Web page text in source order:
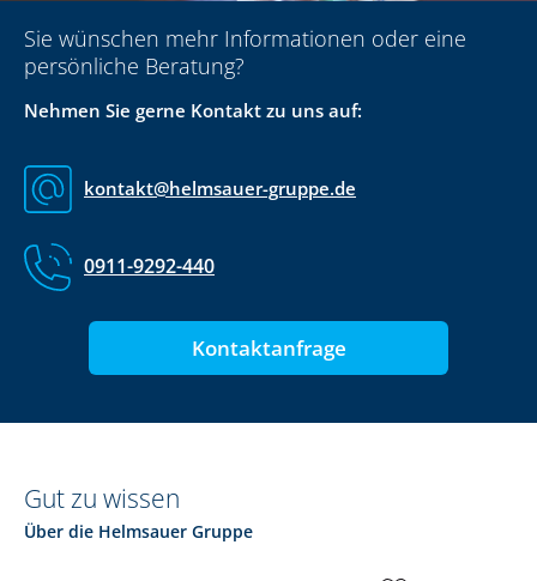
Sie wünschen mehr Informationen oder eine
persönliche Beratung?
Nehmen Sie gerne Kontakt zu uns auf:
kontakt@helmsauer-gruppe.de
0911-9292-440
Kontaktanfrage
Gut zu wissen
Über die Helmsauer Gruppe